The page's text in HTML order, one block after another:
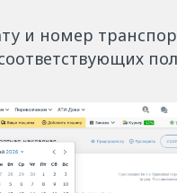
и номер